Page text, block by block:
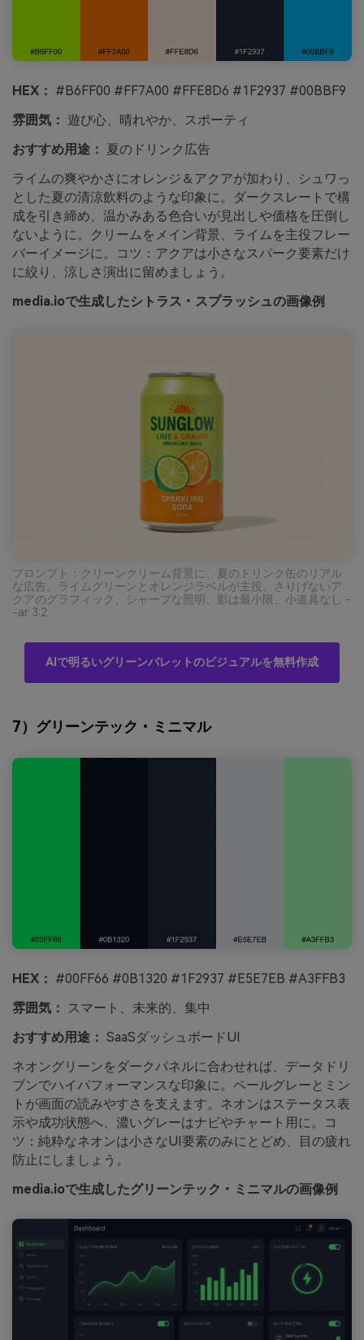
HEX： #B6FF00 #FF7A00 #FFE8D6 #1F2937 #00BBF9
雰囲気： 遊び心、晴れやか、スポーティ
おすすめ用途： 夏のドリンク広告
ライムの爽やかさにオレンジ＆アクアが加わり、シュワっ
とした夏の清涼飲料のような印象に。ダークスレートで構
成を引き締め、温かみある色合いが見出しや価格を圧倒し
ないように。クリームをメイン背景、ライムを主役フレー
バーイメージに。コツ：アクアは小さなスパーク要素だけ
に絞り、涼しさ演出に留めましょう。
media.ioで生成したシトラス・スプラッシュの画像例
プロンプト：クリーンクリーム背景に、夏のドリンク缶のリアル
な広告。ライムグリーンとオレンジラベルが主役、さりげないア
クアのグラフィック、シャープな照明、影は最小限、小道具なし -
-ar 3:2
AIで明るいグリーンパレットのビジュアルを無料作成
7）グリーンテック・ミニマル
HEX： #00FF66 #0B1320 #1F2937 #E5E7EB #A3FFB3
雰囲気： スマート、未来的、集中
おすすめ用途： SaaSダッシュボードUI
ネオングリーンをダークパネルに合わせれば、データドリ
ブンでハイパフォーマンスな印象に。ペールグレーとミン
トが画面の読みやすさを支えます。ネオンはステータス表
示や成功状態へ、濃いグレーはナビやチャート用に。コ
ツ：純粋なネオンは小さなUI要素のみにとどめ、目の疲れ
防止にしましょう。
media.ioで生成したグリーンテック・ミニマルの画像例